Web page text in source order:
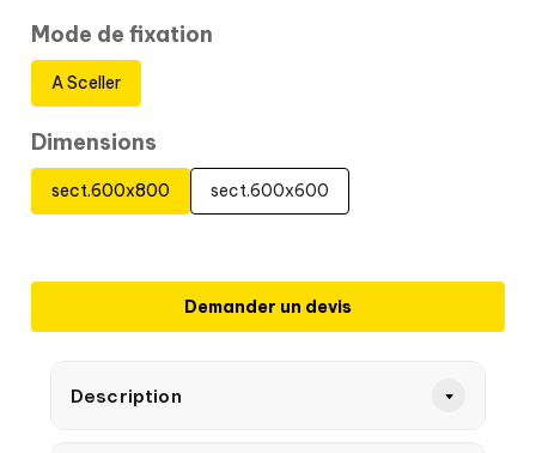
Mode de fixation
A Sceller
Dimensions
sect.600x800 sect.600x600
Demander un devis
Description